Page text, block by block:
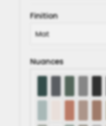
Finition
Nuances